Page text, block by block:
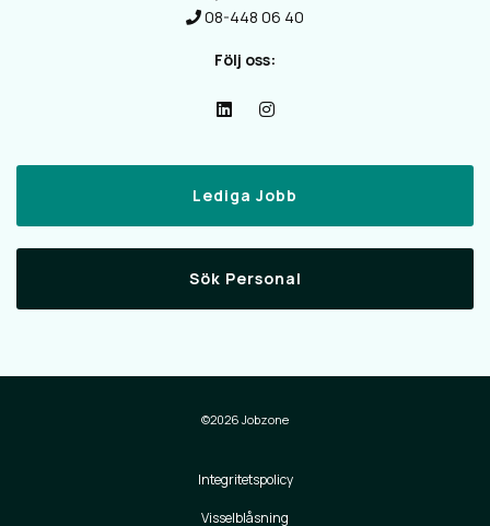
08-448 06 40
Följ oss:
Lediga Jobb
Sök Personal
©2026 Jobzone
Integritetspolicy
Visselblåsning